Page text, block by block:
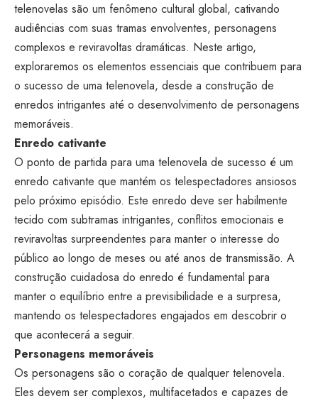
telenovelas são um fenômeno cultural global, cativando
audiências com suas tramas envolventes, personagens
complexos e reviravoltas dramáticas. Neste artigo,
exploraremos os elementos essenciais que contribuem para
o sucesso de uma telenovela, desde a construção de
enredos intrigantes até o desenvolvimento de personagens
memoráveis.
Enredo cativante
O ponto de partida para uma telenovela de sucesso é um
enredo cativante que mantém os telespectadores ansiosos
pelo próximo episódio. Este enredo deve ser habilmente
tecido com subtramas intrigantes, conflitos emocionais e
reviravoltas surpreendentes para manter o interesse do
público ao longo de meses ou até anos de transmissão. A
construção cuidadosa do enredo é fundamental para
manter o equilíbrio entre a previsibilidade e a surpresa,
mantendo os telespectadores engajados em descobrir o
que acontecerá a seguir.
Personagens memoráveis
Os personagens são o coração de qualquer telenovela.
Eles devem ser complexos, multifacetados e capazes de